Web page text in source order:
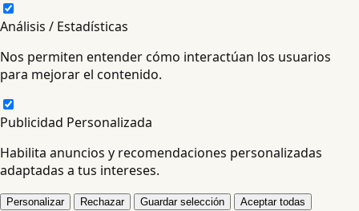
Análisis / Estadísticas
Nos permiten entender cómo interactúan los usuarios
para mejorar el contenido.
Publicidad Personalizada
Habilita anuncios y recomendaciones personalizadas
adaptadas a tus intereses.
Personalizar Rechazar Guardar selección Aceptar todas